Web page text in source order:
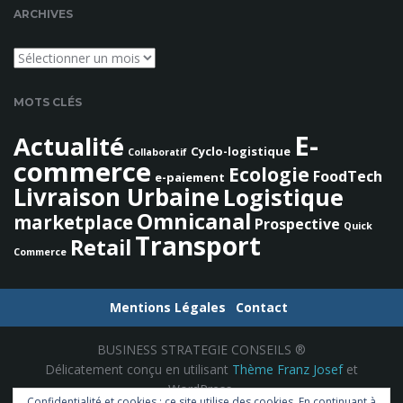
e
h
e
r
e
ARCHIVES
Archives
MOTS CLÉS
Actualité Collaboratif Cyclo-logistique E-
commerce e-paiement Ecologie FoodTech
Livraison Urbaine Logistique
marketplaceOmnicanal Prospective Quick
Commerce RetailTransport
Mentions Légales Contact
BUSINESS STRATEGIE CONSEILS ®
Délicatement conçu en utilisant Thème Franz Josefet
WordPress.